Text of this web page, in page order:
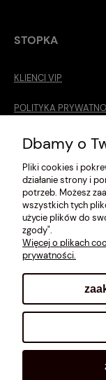
STOPKA
KLIENCI VIP
POLITYKA
O MNIE
ROZMIARÓWKA [cm]
REGULAMIN
METODY PŁATNOŚCI
Sklep
Dbamy o
Pliki cookies i
działanie strony i
potrzeb. Możesz
wszystkich tych
użycie plików do
zgody".
Więcej o plikach
prywatności.